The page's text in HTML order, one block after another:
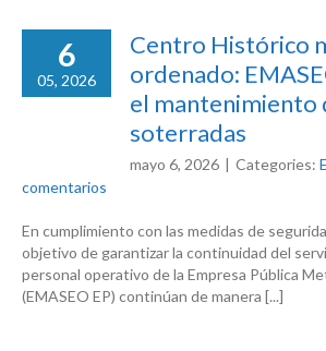
6
05, 2026
Centro Histórico
ordenado:
el mantenimiento
soterradas
mayo 6, 2026 | Categories:
comentarios
En cumplimiento con las medidas de
objetivo de garantizar la continuidad del
personal operativo de la Empresa Pública
(EMASEO EP) continúan de manera [...]